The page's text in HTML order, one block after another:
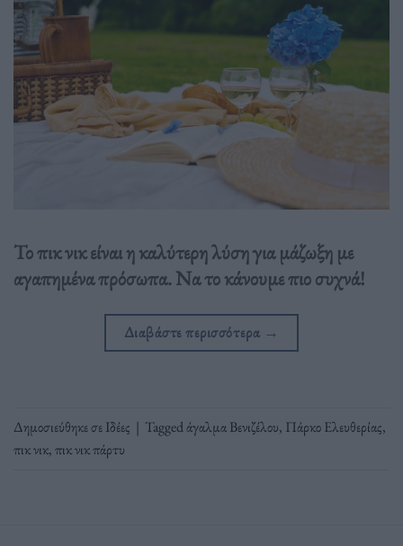
Το πικ νικ είναι η καλύτερη λύση για μάζωξη με
αγαπημένα πρόσωπα. Να το κάνουμε πιο συχνά!
Διαβάστε περισσότερα →
Δημοσιεύθηκε σεΙδέες | Taggedάγαλμα Βενιζέλου, Πάρκο Ελευθερίας,
πικ νικ,πικ νικ πάρτυ